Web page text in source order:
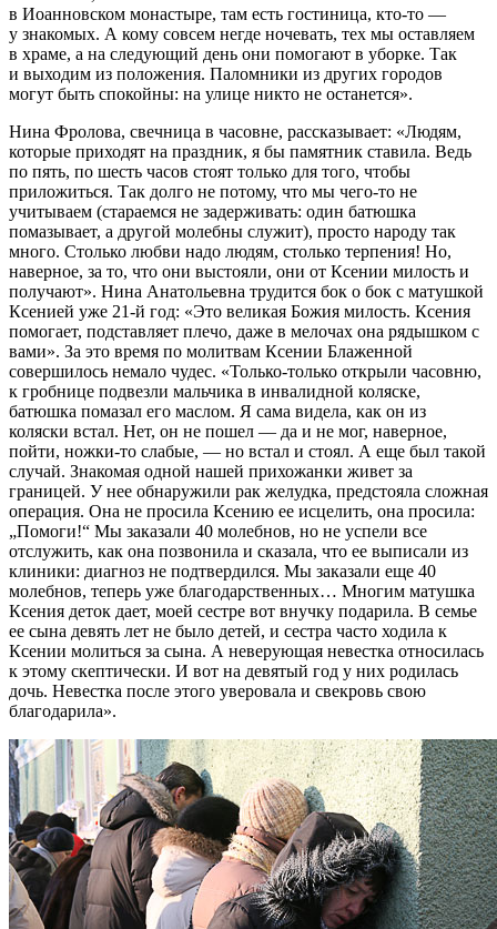
в Иоанновском монастыре, там есть гостиница, кто-то —
у знакомых. А кому совсем негде ночевать, тех мы оставляем
в храме, а на следующий день они помогают в уборке. Так
и выходим из положения. Паломники из других городов
могут быть спокойны: на улице никто не останется».
Нина Фролова, свечница в часовне, рассказывает: «Людям,
которые приходят на праздник, я бы памятник ставила. Ведь
по пять, по шесть часов стоят только для того, чтобы
приложиться. Так долго не потому, что мы чего-то не
учитываем (стараемся не задерживать: один батюшка
помазывает, а другой молебны служит), просто народу так
много. Столько любви надо людям, столько терпения! Но,
наверное, за то, что они выстояли, они от Ксении милость и
получают». Нина Анатольевна трудится бок о бок с матушкой
Ксенией уже 21-й год: «Это великая Божия милость. Ксения
помогает, подставляет плечо, даже в мелочах она рядышком с
вами». За это время по молитвам Ксении Блаженной
совершилось немало чудес. «Только-только открыли часовню,
к гробнице подвезли мальчика в инвалидной коляске,
батюшка помазал его маслом. Я сама видела, как он из
коляски встал. Нет, он не пошел — да и не мог, наверное,
пойти, ножки-то слабые, — но встал и стоял. А еще был такой
случай. Знакомая одной нашей прихожанки живет за
границей. У нее обнаружили рак желудка, предстояла сложная
операция. Она не просила Ксению ее исцелить, она просила:
„Помоги!“ Мы заказали 40 молебнов, но не успели все
отслужить, как она позвонила и сказала, что ее выписали из
клиники: диагноз не подтвердился. Мы заказали еще 40
молебнов, теперь уже благодарственных… Многим матушка
Ксения деток дает, моей сестре вот внучку подарила. В семье
ее сына девять лет не было детей, и сестра часто ходила к
Ксении молиться за сына. А неверующая невестка относилась
к этому скептически. И вот на девятый год у них родилась
дочь. Невестка после этого уверовала и свекровь свою
благодарила».